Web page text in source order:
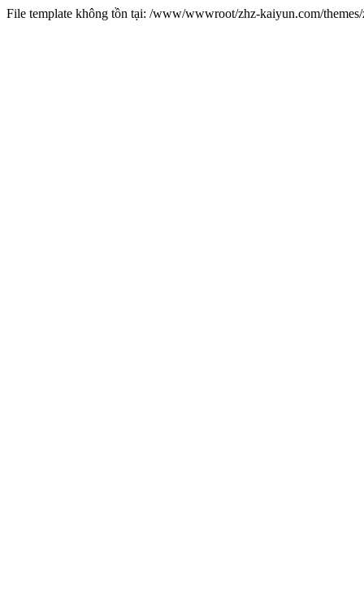
File template không tồn tại: /www/wwwroot/zhz-kaiyun.com/